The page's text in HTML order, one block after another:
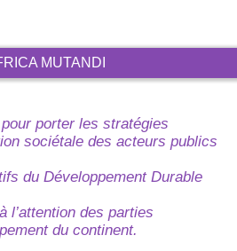
porter les stratégies
sociétale des acteurs publics
du Développement Durable
l’attention des parties
du continent.